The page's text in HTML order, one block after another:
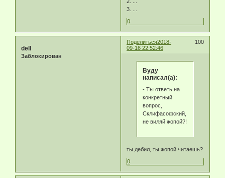
3. ...
0
Поделиться 100
2018-
09-16 22:52:46
dell
Заблокирован
Byду
написал(а):
- Ты ответь на
конкретный
вопрос,
Склифасофский,
не виляй жопой?!
ты дебил, ты жопой читаешь?
0